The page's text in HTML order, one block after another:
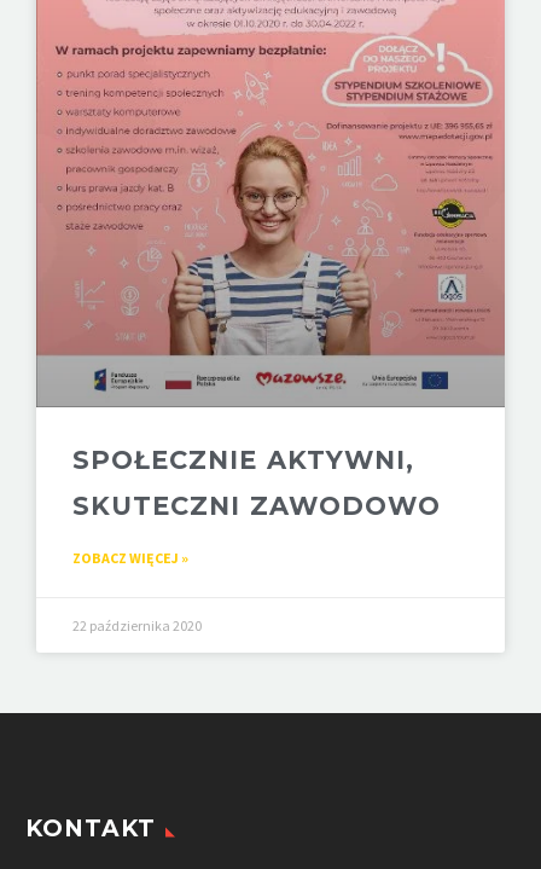
SPOŁECZNIE AKTYWNI,
SKUTECZNI ZAWODOWO
ZOBACZ WIĘCEJ »
22 października 2020
KONTAKT